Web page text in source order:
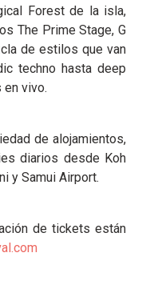
Forest de la isla,
The Prime Stage, G
de estilos que van
techno hasta deep
vivo.
de alojamientos,
diarios desde Koh
y Samui Airport.
de tickets están